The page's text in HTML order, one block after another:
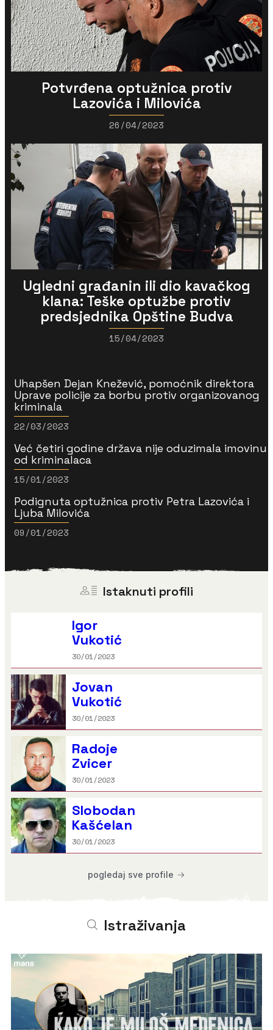
Potvrđena optužnica protiv
Lazovića i Milovića
26/04/2023
Ugledni građanin ili dio kavačkog
klana: Teške optužbe protiv
predsjednika Opštine Budva
15/04/2023
Uhapšen Dejan Knežević, pomoćnik direktora
Uprave policije za borbu protiv organizovanog
kriminala
22/03/2023
Već četiri godine država nije oduzimala imovinu
od kriminalaca
15/01/2023
Podignuta optužnica protiv Petra Lazovića i
Ljuba Milovića
09/01/2023
Istaknuti profili
Igor
Vukotić
30/01/2023
Jovan
Vukotić
30/01/2023
Radoje
Zvicer
30/01/2023
Slobodan
Kašćelan
30/01/2023
pogledaj sve profile
Istraživanja